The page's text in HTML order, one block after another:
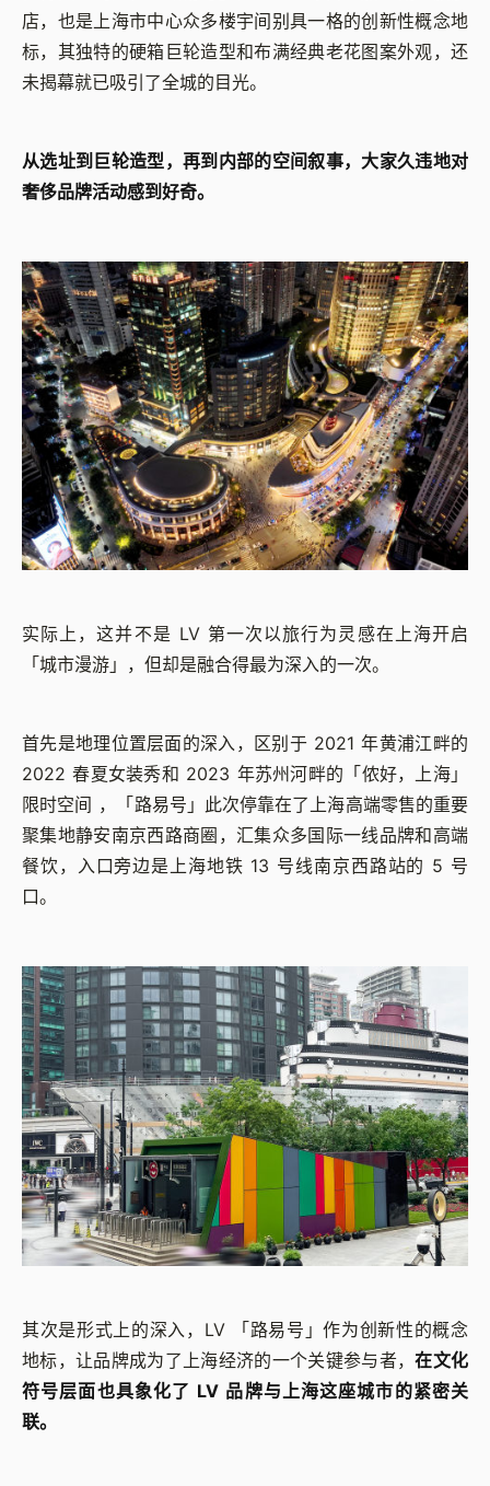
店，也是上海市中心众多楼宇间别具一格的创新性概念地
标，其独特的硬箱巨轮造型和布满经典老花图案外观，还
未揭幕就已吸引了全城的目光。
从选址到巨轮造型，再到内部的空间叙事，大家久违地对
奢侈品牌活动感到好奇。
实际上，这并不是 LV 第一次以旅行为灵感在上海开启
「城市漫游」，但却是融合得最为深入的一次。
首先是地理位置层面的深入，区别于 2021 年黄浦江畔的
2022 春夏女装秀和 2023 年苏州河畔的「侬好，上海」
限时空间 ，「路易号」此次停靠在了上海高端零售的重要
聚集地静安南京西路商圈，汇集众多国际一线品牌和高端
餐饮，入口旁边是上海地铁 13 号线南京西路站的 5 号
口。
其次是形式上的深入，LV 「路易号」作为创新性的概念
地标，让品牌成为了上海经济的一个关键参与者，在文化
符号层面也具象化了 LV 品牌与上海这座城市的紧密关
联。